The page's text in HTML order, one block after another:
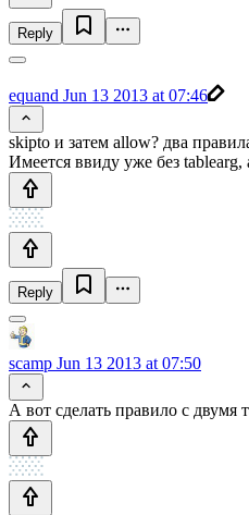
Reply
equand Jun 13 2013 at 07:46
skipto и затем allow? два
Имеется ввиду уже без tablearg,
Reply
scamp Jun 13 2013 at 07:50
А вот сделать правило с двумя